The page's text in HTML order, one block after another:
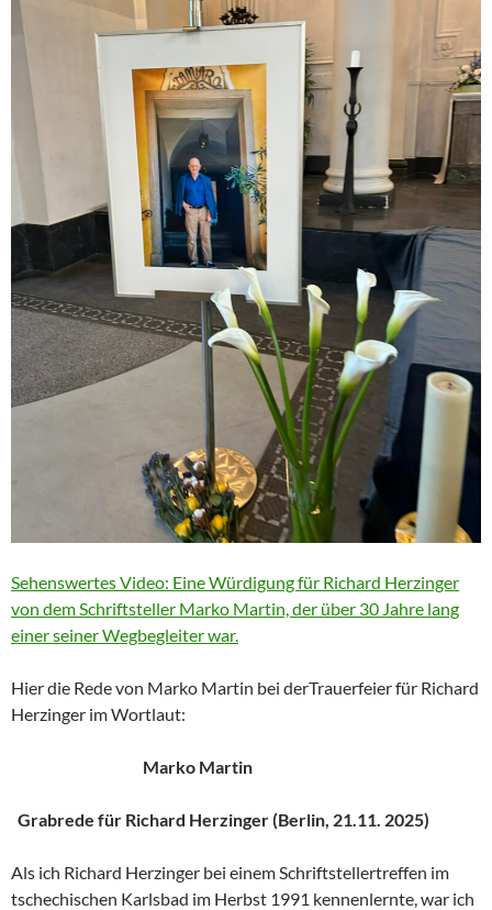
Sehenswertes Video: Eine Würdigung für Richard Herzinger
von dem Schriftsteller Marko Martin, der über 30 Jahre lang
einer seiner Wegbegleiter war.
Hier die Rede von Marko Martin bei derTrauerfeier für Richard
Herzinger im Wortlaut:
Marko Martin
Grabrede für Richard Herzinger (Berlin, 21.11. 2025)
Als ich Richard Herzinger bei einem Schriftstellertreffen im
tschechischen Karlsbad im Herbst 1991 kennenlernte, war ich